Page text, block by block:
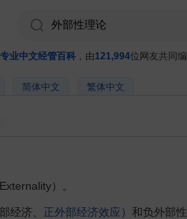
业中文经管百科 ，由121,994位网友共同
简体中文 繁体中文
Externality）。
经济、 正外部经济效应）和负外部